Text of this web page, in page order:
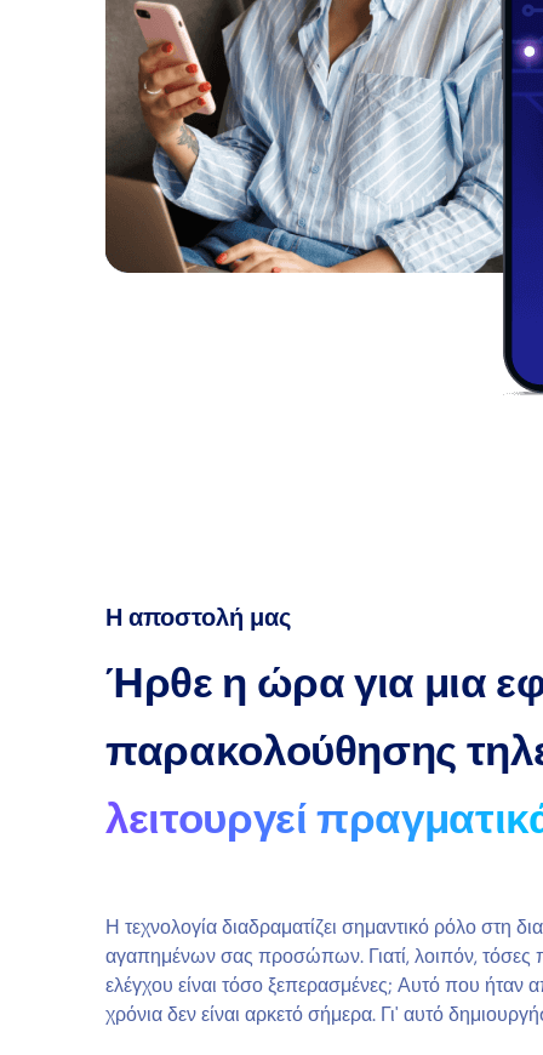
Η αποστολή μας
Ήρθε η ώρα για μια
παρακολούθησης
λειτουργεί
Η τεχνολογία διαδραματίζει σημαντικό ρόλο στη
αγαπημένων σας προσώπων. Γιατί, λοιπόν, τόσες
ελέγχου είναι τόσο ξεπερασμένες; Αυτό που ήταν
χρόνια δεν είναι αρκετό σήμερα. Γι' αυτό